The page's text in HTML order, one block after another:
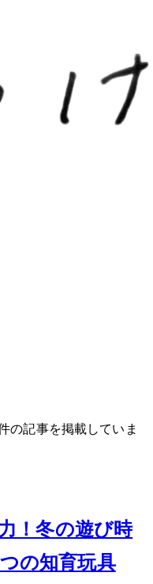
の記事を掲載していま
UP！冬の遊び時
の知育玩具